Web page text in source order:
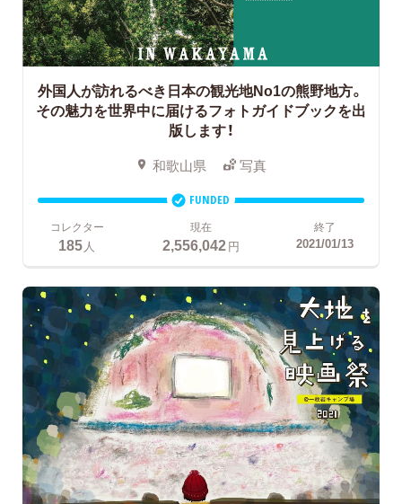
外国人が訪れるべき日本の観光地No1の熊野地方。
その魅力を世界中に届けるフォトガイドブックを出
版します！
和歌山県 写真
FUNDED
コレクター
185人
現在
2,556,042円
終了
2021/01/13